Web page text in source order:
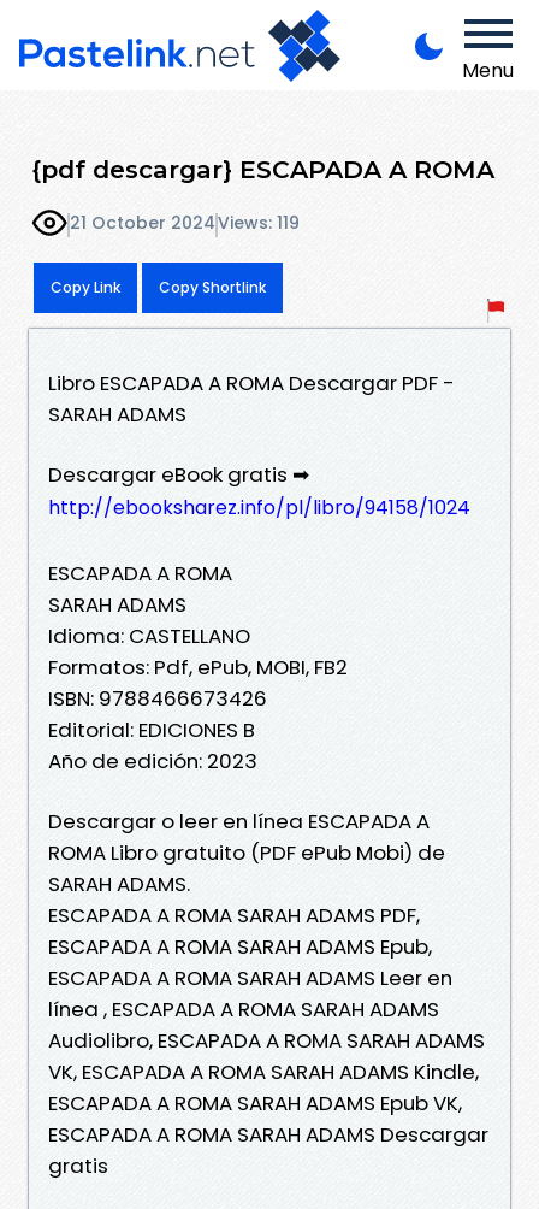
Menu
{pdf descargar} ESCAPADA A ROMA
21 October 2024Views: 119
Copy Link Copy Shortlink
Libro ESCAPADA A ROMA Descargar PDF -
SARAH ADAMS
Descargar eBook gratis ➡
http://ebooksharez.info/pl/libro/94158/1024
ESCAPADA A ROMA
SARAH ADAMS
Idioma: CASTELLANO
Formatos: Pdf, ePub, MOBI, FB2
ISBN: 9788466673426
Editorial: EDICIONES B
Año de edición: 2023
Descargar o leer en línea ESCAPADA A
ROMA Libro gratuito (PDF ePub Mobi) de
SARAH ADAMS.
ESCAPADA A ROMA SARAH ADAMS PDF,
ESCAPADA A ROMA SARAH ADAMS Epub,
ESCAPADA A ROMA SARAH ADAMS Leer en
línea , ESCAPADA A ROMA SARAH ADAMS
Audiolibro, ESCAPADA A ROMA SARAH ADAMS
VK, ESCAPADA A ROMA SARAH ADAMS Kindle,
ESCAPADA A ROMA SARAH ADAMS Epub VK,
ESCAPADA A ROMA SARAH ADAMS Descargar
gratis